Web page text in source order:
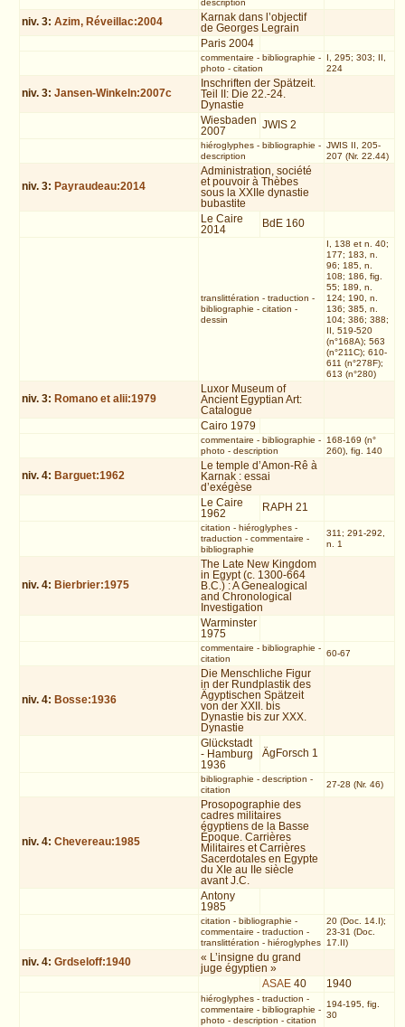
description
niv. 3:Azim, Réveillac:2004
Karnak dans l’objectif
de Georges Legrain
Paris 2004
commentaire - bibliographie -
photo- citation
I, 295; 303; II,
224
niv. 3:Jansen-Winkeln:2007c
Inschriften der Spätzeit.
Teil II: Die 22.-24.
Dynastie
Wiesbaden
2007
JWIS 2
hiéroglyphes- bibliographie -
description
JWIS II, 205-
207 (Nr. 22.44)
niv. 3: Payraudeau:2014
Administration, société
et pouvoir à Thèbes
sous la XXIIe dynastie
bubastite
Le Caire
2014
BdE 160
translittération - traduction -
bibliographie - citation -
dessin
I, 138 et n. 40;
177; 183, n.
96; 185, n.
108; 186, fig.
55; 189, n.
124; 190, n.
136; 385, n.
104; 386; 388;
II, 519-520
(n°168A); 563
(n°211C); 610-
611 (n°278F);
613 (n°280)
niv. 3: Romano et alii:1979
Luxor Museum of
Ancient Egyptian Art:
Catalogue
Cairo 1979
commentaire - bibliographie -
photo- description
168-169 (n°
260), fig. 140
niv. 4: Barguet:1962
Le temple d’Amon-Rê à
Karnak : essai
d’exégèse
Le Caire
1962
RAPH 21
citation - hiéroglyphes-
traduction - commentaire -
bibliographie
311; 291-292,
n. 1
niv. 4: Bierbrier:1975
The Late New Kingdom
in Egypt (c. 1300-664
B.C.) : A Genealogical
and Chronological
Investigation
Warminster
1975
commentaire - bibliographie -
citation
60-67
niv. 4: Bosse:1936
Die Menschliche Figur
in der Rundplastik des
Ägyptischen Spätzeit
von der XXII. bis
Dynastie bis zur XXX.
Dynastie
Glückstadt
- Hamburg
1936
ÄgForsch 1
bibliographie - description -
citation
27-28 (Nr. 46)
niv. 4:Chevereau:1985
Prosopographie des
cadres militaires
égyptiens de la Basse
Époque. Carrières
Militaires et Carrières
Sacerdotales en Egypte
du XIe au IIe siècle
avant J.C.
Antony
1985
citation - bibliographie -
commentaire - traduction -
translittération - hiéroglyphes
20 (Doc. 14.I);
23-31 (Doc.
17.II)
niv. 4:Grdseloff:1940
« L’insigne du grand
juge égyptien »
ASAE 40 1940
hiéroglyphes- traduction -
commentaire - bibliographie -
photo- description - citation
194-195, fig.
30